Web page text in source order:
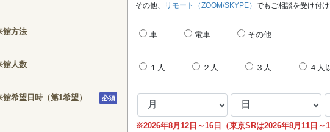
その他、 リモート（ZOOM/SKYPE）でもご相談を受け付け
館方法 車 電車 その他
館人数 １人 ２人 ３人 ４人
館希望日時（第1希望） 必須
※2026年8月12日～16日（東京SRは2026年8月11日～